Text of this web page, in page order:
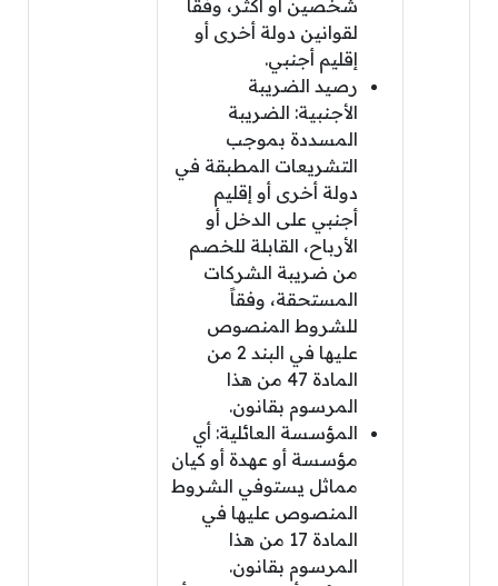
شخصين أو أكثر، وفقاً
لقوانين دولة أخرى أو
إقليم أجنبي.
رصيد الضريبة
الأجنبية: الضريبة
المسددة بموجب
التشريعات المطبقة في
دولة أخرى أو إقليم
أجنبي على الدخل أو
الأرباح، القابلة للخصم
من ضريبة الشركات
المستحقة، وفقاً
للشروط المنصوص
عليها في البند 2 من
المادة 47 من هذا
المرسوم بقانون.
المؤسسة العائلية: أي
مؤسسة أو عهدة أو كيان
مماثل يستوفي الشروط
المنصوص عليها في
المادة 17 من هذا
المرسوم بقانون.